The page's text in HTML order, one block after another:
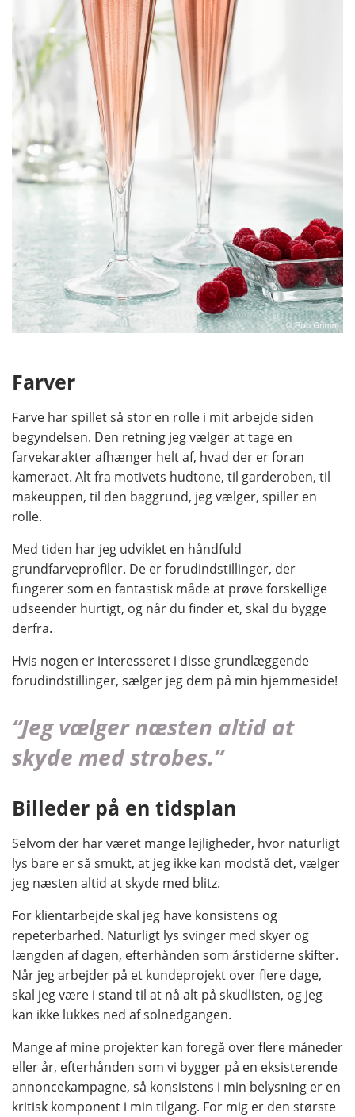
Farver
Farve har spillet så stor en rolle i mit arbejde siden
begyndelsen. Den retning jeg vælger at tage en
farvekarakter afhænger helt af, hvad der er foran
kameraet. Alt fra motivets hudtone, til garderoben, til
makeuppen, til den baggrund, jeg vælger, spiller en
rolle.
Med tiden har jeg udviklet en håndfuld
grundfarveprofiler. De er forudindstillinger, der
fungerer som en fantastisk måde at prøve forskellige
udseender hurtigt, og når du finder et, skal du bygge
derfra.
Hvis nogen er interesseret i disse grundlæggende
forudindstillinger, sælger jeg dem på min hjemmeside!
“Jeg vælger næsten altid at
skyde med strobes.”
Billeder på en tidsplan
Selvom der har været mange lejligheder, hvor naturligt
lys bare er så smukt, at jeg ikke kan modstå det, vælger
jeg næsten altid at skyde med blitz.
For klientarbejde skal jeg have konsistens og
repeterbarhed. Naturligt lys svinger med skyer og
længden af dagen, efterhånden som årstiderne skifter.
Når jeg arbejder på et kundeprojekt over flere dage,
skal jeg være i stand til at nå alt på skudlisten, og jeg
kan ikke lukkes ned af solnedgangen.
Mange af mine projekter kan foregå over flere måneder
eller år, efterhånden som vi bygger på en eksisterende
annoncekampagne, så konsistens i min belysning er en
kritisk komponent i min tilgang. For mig er den største